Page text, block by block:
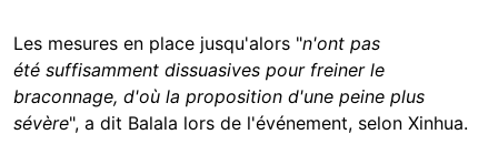
Les mesures en place jusqu'alors "n'ont pas
été suffisamment dissuasives pour freiner le
braconnage, d'où la proposition d'une peine plus
sévère", a dit Balala lors de l'événement, selon Xinhua.